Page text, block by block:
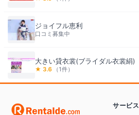
ジョイフル恵利
口コミ募集中
大きい貸衣裳(ブライダル衣裳絹)
★ 3.6 （1件）
サービス